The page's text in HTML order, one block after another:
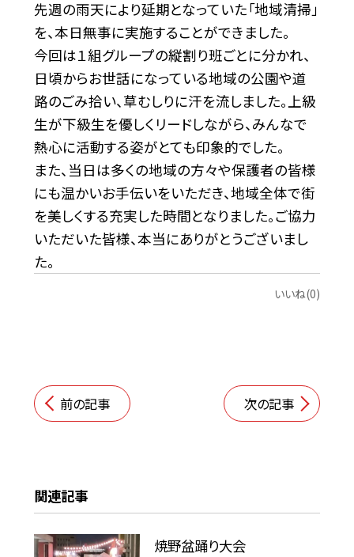
先週の雨天により延期となっていた「地域清掃」
を、本日無事に実施することができました。
今回は１組グループの縦割り班ごとに分かれ、
日頃からお世話になっている地域の公園や道
路のごみ拾い、草むしりに汗を流しました。上級
生が下級生を優しくリードしながら、みんなで
熱心に活動する姿がとても印象的でした。
また、当日は多くの地域の方々や保護者の皆様
にも温かいお手伝いをいただき、地域全体で街
を美しくする充実した時間となりました。ご協力
いただいた皆様、本当にありがとうございまし
た。
いいね(0)
前の記事 次の記事
関連記事
焼野盆踊り大会